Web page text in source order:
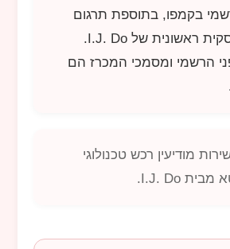
בקמפו, בתוספת תרגום
ראשונית שלI.J. Do
.
הרשמי ומסמכי המכרז הם
מודיעין רכש טכנולוגי
מביתI.J. Do
.